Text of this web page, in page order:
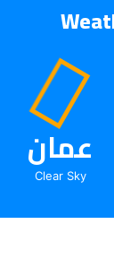
عمان
Clear Sky